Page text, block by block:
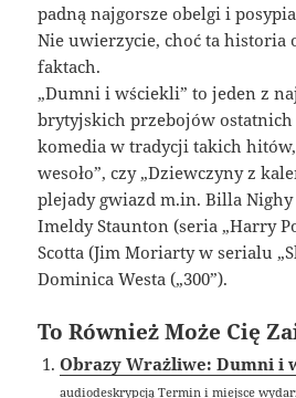
padną najgorsze obelgi i
Nie uwierzycie, choć ta historia
faktach.
„Dumni i wściekli” to jeden z
brytyjskich przebojów ostatnich
komedia w tradycji takich hitów,
wesoło”, czy „Dziewczyny z
plejady gwiazd m.in. Billa Nighy
Imeldy Staunton (seria „Harry
Scotta (Jim Moriarty w serialu
Dominica Westa („300”).
To Również Może Cię
Obrazy Wrażliwe: Dumni i
audiodeskrypcją Termin i miejsce